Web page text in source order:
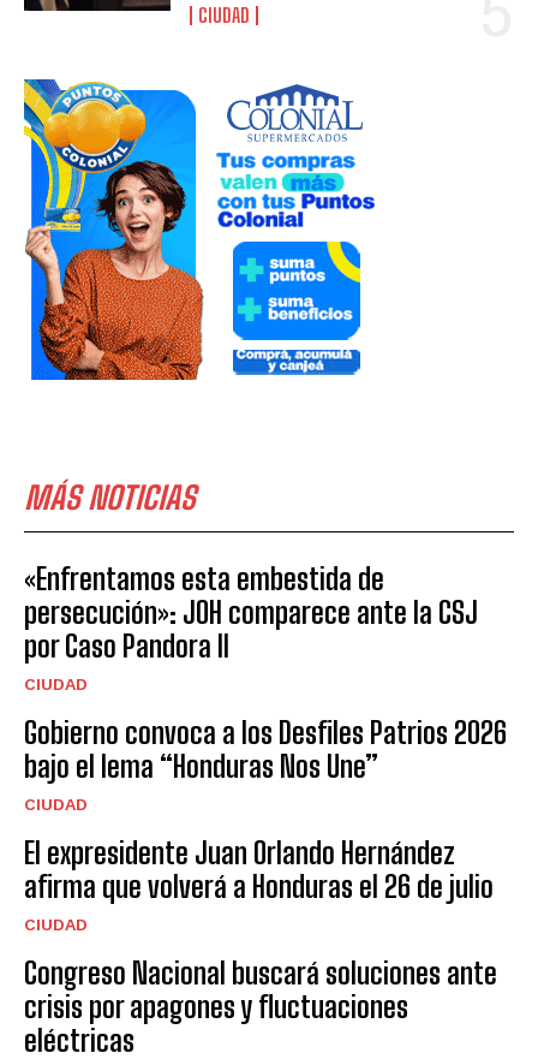
CIUDAD
MÁS NOTICIAS
«Enfrentamos esta embestida de
persecución»: JOH comparece ante la CSJ
por Caso Pandora II
CIUDAD
Gobierno convoca a los Desfiles Patrios 2026
bajo el lema “Honduras Nos Une”
CIUDAD
El expresidente Juan Orlando Hernández
afirma que volverá a Honduras el 26 de julio
CIUDAD
Congreso Nacional buscará soluciones ante
crisis por apagones y fluctuaciones
eléctricas